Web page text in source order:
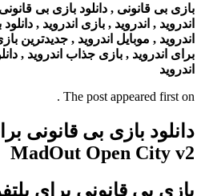
بازی بی قانونی , دانلود بازی بی
اندروید , اندروید , بازی اندروید ,
اندروید , موبایل اندروید , جدیدترین
برای اندروید , بازی جذاب اندروید ,
اندروید
The post appeared first on .
دانلود بازی بی قانونی
MadOut Open City v2
بازی بی قانونی برای